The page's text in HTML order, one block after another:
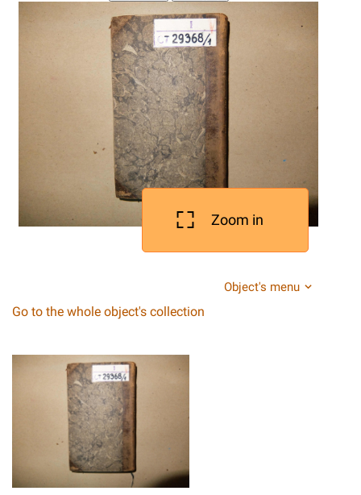
Zoom in
Object's menu
Go to the whole object's collection